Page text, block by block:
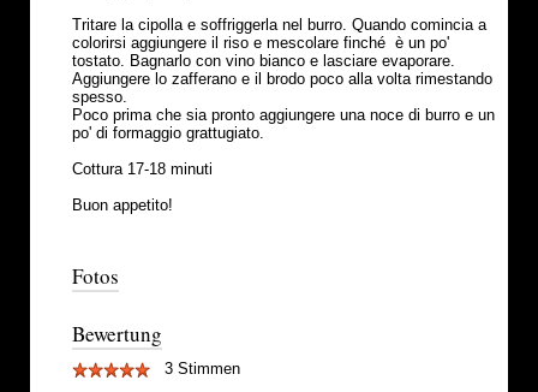
Tritare la cipolla e soffriggerla nel burro. Quando comincia a
colorirsi aggiungere il riso e mescolare finché è un po'
tostato. Bagnarlo con vino bianco e lasciare evaporare.
Aggiungere lo zafferano e il brodo poco alla volta rimestando
spesso.
Poco prima che sia pronto aggiungere una noce di burro e un
po' di formaggio grattugiato.
Cottura 17-18 minuti
Buon appetito!
Fotos
Bewertung
3 Stimmen